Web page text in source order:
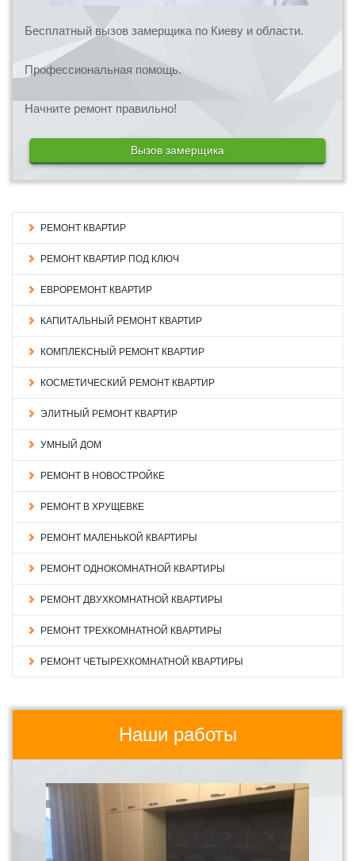
Бесплатный вызов замерщика по Киеву и области.
Профессиональная помощь.
Начните ремонт правильно!
Вызов замерщика
РЕМОНТ КВАРТИР
РЕМОНТ КВАРТИР ПОД КЛЮЧ
ЕВРОРЕМОНТ КВАРТИР
КАПИТАЛЬНЫЙ РЕМОНТ КВАРТИР
КОМПЛЕКСНЫЙ РЕМОНТ КВАРТИР
КОСМЕТИЧЕСКИЙ РЕМОНТ КВАРТИР
ЭЛИТНЫЙ РЕМОНТ КВАРТИР
УМНЫЙ ДОМ
РЕМОНТ В НОВОСТРОЙКЕ
РЕМОНТ В ХРУЩЕВКЕ
РЕМОНТ МАЛЕНЬКОЙ КВАРТИРЫ
РЕМОНТ ОДНОКОМНАТНОЙ КВАРТИРЫ
РЕМОНТ ДВУХКОМНАТНОЙ КВАРТИРЫ
РЕМОНТ ТРЕХКОМНАТНОЙ КВАРТИРЫ
РЕМОНТ ЧЕТЫРЕХКОМНАТНОЙ КВАРТИРЫ
Наши работы